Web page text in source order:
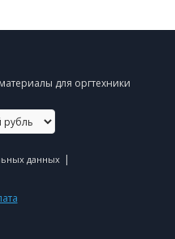
для оргтехники
данных |